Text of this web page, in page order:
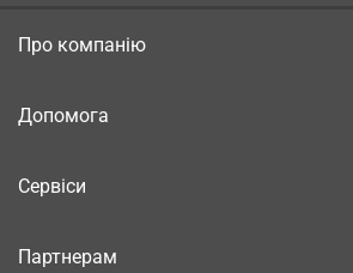
Про компанію
Допомога
Сервіси
Партнерам